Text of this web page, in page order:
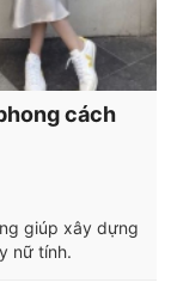
cách
giúp xây dựng
nữ tính.